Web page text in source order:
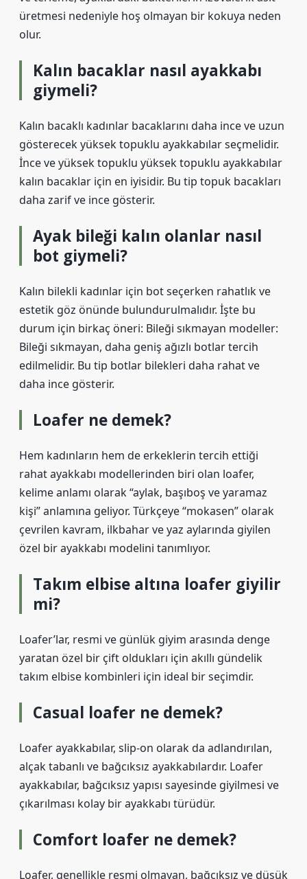
üretmesi nedeniyle hoş olmayan bir kokuya neden
olur.
Kalın bacaklar nasıl ayakkabı
giymeli?
Kalın bacaklı kadınlar bacaklarını daha ince ve uzun
gösterecek yüksek topuklu ayakkabılar seçmelidir.
İnce ve yüksek topuklu yüksek topuklu ayakkabılar
kalın bacaklar için en iyisidir. Bu tip topuk bacakları
daha zarif ve ince gösterir.
Ayak bileği kalın olanlar nasıl
bot giymeli?
Kalın bilekli kadınlar için bot seçerken rahatlık ve
estetik göz önünde bulundurulmalıdır. İşte bu
durum için birkaç öneri: Bileği sıkmayan modeller:
Bileği sıkmayan, daha geniş ağızlı botlar tercih
edilmelidir. Bu tip botlar bilekleri daha rahat ve
daha ince gösterir.
Loafer ne demek?
Hem kadınların hem de erkeklerin tercih ettiği
rahat ayakkabı modellerinden biri olan loafer,
kelime anlamı olarak “aylak, başıboş ve yaramaz
kişi” anlamına geliyor. Türkçeye “mokasen” olarak
çevrilen kavram, ilkbahar ve yaz aylarında giyilen
özel bir ayakkabı modelini tanımlıyor.
Takım elbise altına loafer giyilir
mi?
Loafer’lar, resmi ve günlük giyim arasında denge
yaratan özel bir çift oldukları için akıllı gündelik
takım elbise kombinleri için ideal bir seçimdir.
Casual loafer ne demek?
Loafer ayakkabılar, slip-on olarak da adlandırılan,
alçak tabanlı ve bağcıksız ayakkabılardır. Loafer
ayakkabılar, bağcıksız yapısı sayesinde giyilmesi ve
çıkarılması kolay bir ayakkabı türüdür.
Comfort loafer ne demek?
Loafer, genellikle resmi olmayan, bağcıksız ve düşük